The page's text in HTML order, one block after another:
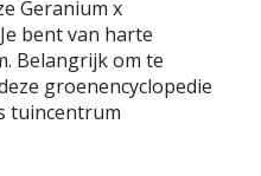
Geranium x
bent van harte
Belangrijk om te
groenencyclopedie
tuincentrum